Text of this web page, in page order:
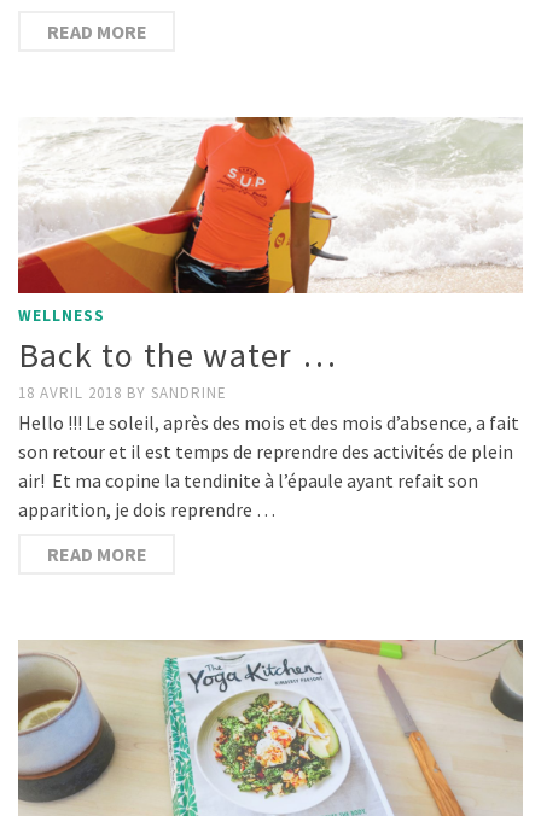
READ MORE
WELLNESS
Back to the water …
18 AVRIL 2018 BY SANDRINE
Hello !!! Le soleil, après des mois et des mois d’absence, a fait
son retour et il est temps de reprendre des activités de plein
air! Et ma copine la tendinite à l’épaule ayant refait son
apparition, je dois reprendre …
READ MORE